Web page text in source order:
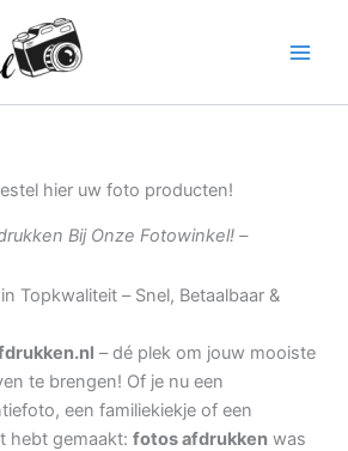
hier uw foto producten!
Bij Onze Fotowinkel! –
Topkwaliteit – Snel, Betaalbaar &
– dé plek om jouw mooiste
te brengen! Of je nu een
een familiekiekje of een
hebt gemaakt: fotos afdrukken was